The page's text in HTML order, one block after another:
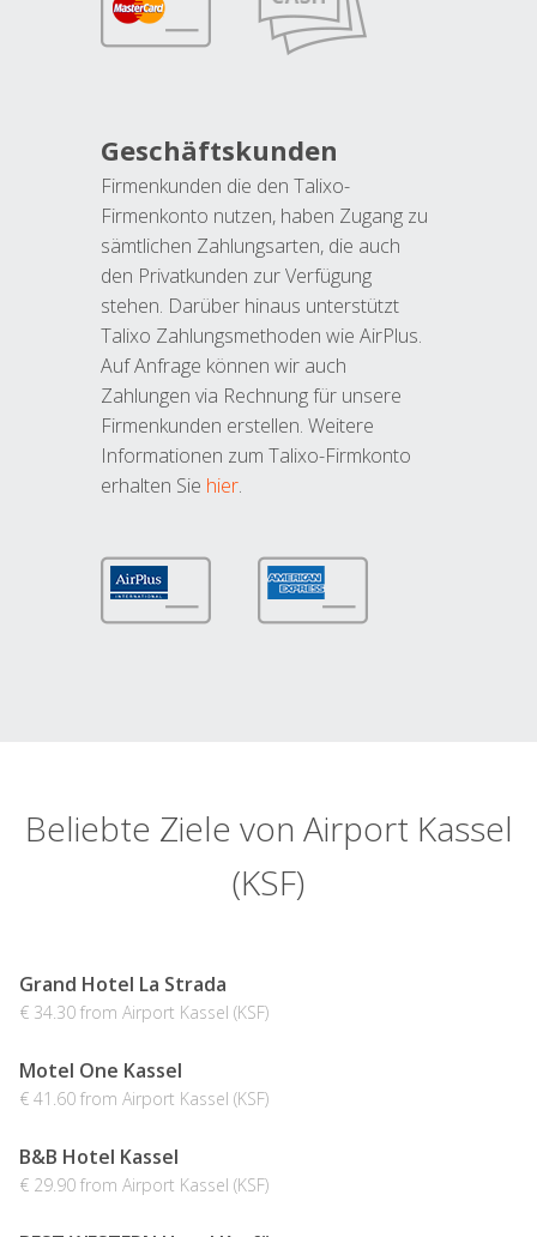
Geschäftskunden
Firmenkunden die den Talixo-
Firmenkonto nutzen, haben Zugang zu
sämtlichen Zahlungsarten, die auch
den Privatkunden zur Verfügung
stehen. Darüber hinaus unterstützt
Talixo Zahlungsmethoden wie AirPlus.
Auf Anfrage können wir auch
Zahlungen via Rechnung für unsere
Firmenkunden erstellen. Weitere
Informationen zum Talixo-Firmkonto
erhalten Sie hier.
Beliebte Ziele von Airport Kassel
(KSF)
Grand Hotel La Strada
€ 34.30 from Airport Kassel (KSF)
Motel One Kassel
€ 41.60 from Airport Kassel (KSF)
B&B Hotel Kassel
€ 29.90 from Airport Kassel (KSF)